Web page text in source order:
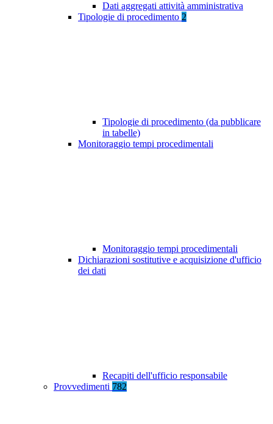
Dati aggregati attività amministrativa
Tipologie di procedimento 2
Tipologie di procedimento (da pubblicare
in tabelle)
Monitoraggio tempi procedimentali
Monitoraggio tempi procedimentali
Dichiarazioni sostitutive e acquisizione d'ufficio
dei dati
Recapiti dell'ufficio responsabile
Provvedimenti 782